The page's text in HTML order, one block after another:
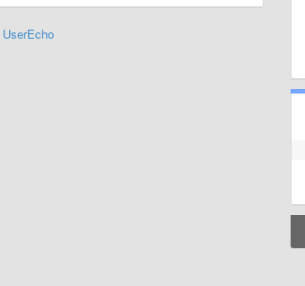
UserEcho